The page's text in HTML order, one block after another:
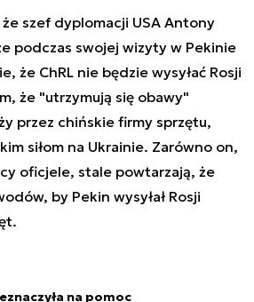
szef dyplomacji USA Antony
podczas swojej wizyty w Pekinie
że ChRL nie będzie wysyłać Rosji
że "utrzymują się obawy"
przez chińskie firmy sprzętu,
siłom na Ukrainie. Zarówno on,
oficjele, stale powtarzają, że
by Pekin wysyłał Rosji
na pomoc